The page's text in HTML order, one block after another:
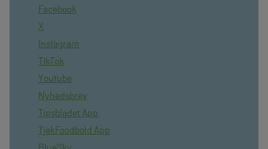
Facebook
X
Instagram
TikTok
Youtube
Nyhedsbrev
Tipsbladet App
TjekFoodbold App